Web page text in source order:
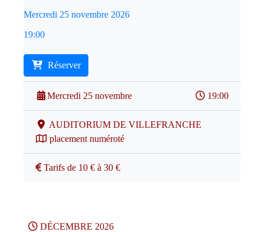
Mercredi 25 novembre 2026
19:00
Réserver
Mercredi 25 novembre 19:00
AUDITORIUM DE VILLEFRANCHE
placement numéroté
Tarifs de 10 € à 30 €
DÉCEMBRE 2026